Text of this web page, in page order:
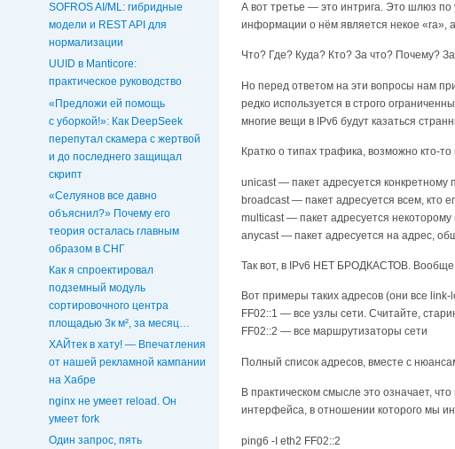
SOFROS AI/ML: гибридные
модели и REST API для
нормализации
UUID в Manticore:
практическое руководство
«Предложи ей помощь
с уборкой!»: Как DeepSeek
перепутал скамера с жертвой
и до последнего защищал
скрипт
«Селуянов все давно
объяснил?» Почему его
теория осталась главным
образом в СНГ
Как я спроектировал
подземный модуль
сортировочного центра
площадью 3к м², за месяц…
ХАЙтек в хату! — Впечатления
от нашей рекламной кампании
на Хабре
nginx не умеет reload. Он
умеет fork
Один запрос, пять
А вот третье — это интрига. Это шлюз по
информации о нём является некое «ra»,
Что? Где? Куда? Кто? За что? Почему?
Но перед ответом на эти вопросы нам
редко используется в строго
многие вещи в IPv6 будут казаться
Кратко о типах трафика, возможно кто-
unicast — пакет адресуется
broadcast — пакет адресуется всем, кто
multicast — пакет адресуется
anycast — пакет адресуется на адрес,
Так вот, в IPv6 НЕТ БРОДКАСТОВ. Вообще.
Вот примеры таких адресов (они все
FF02::1 — все узлы сети. Считайте,
FF02::2 — все маршрутизаторы сети
Полный список адресов, вместе с
В практическом смысле это означает,
интерфейса, в отношении которого мы
ping6 -I eth2 FF02::2